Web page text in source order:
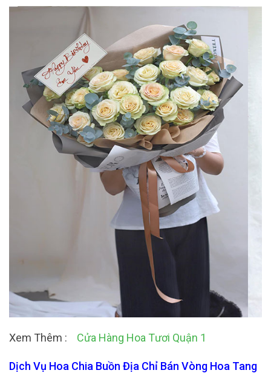
Xem Thêm : Cửa Hàng Hoa Tươi Quận 1
Dịch Vụ Hoa Chia Buồn Địa Chỉ Bán Vòng Hoa Tang